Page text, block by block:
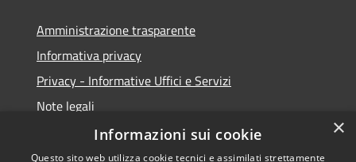
Amministrazione trasparente
Informativa privacy
Privacy - Informative Uffici e Servizi
Note legali
Dichiarazione di accessibilità
×
Informazioni sui cookie
Questo sito web utilizza cookie tecnici e assimilati strettamente